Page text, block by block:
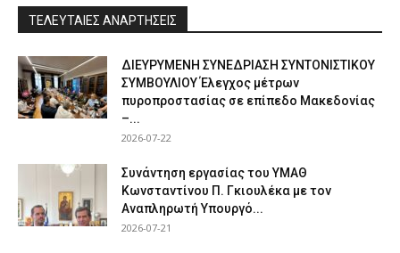
ΤΕΛΕΥΤΑΙΕΣ ΑΝΑΡΤΗΣΕΙΣ
ΔΙΕΥΡΥΜΕΝΗ ΣΥΝΕΔΡΙΑΣΗ ΣΥΝΤΟΝΙΣΤΙΚΟΥ
ΣΥΜΒΟΥΛΙΟΥ Έλεγχος μέτρων
πυροπροστασίας σε επίπεδο Μακεδονίας
–...
2026-07-22
Συνάντηση εργασίας του ΥΜΑΘ
Κωνσταντίνου Π. Γκιουλέκα με τον
Αναπληρωτή Υπουργό...
2026-07-21